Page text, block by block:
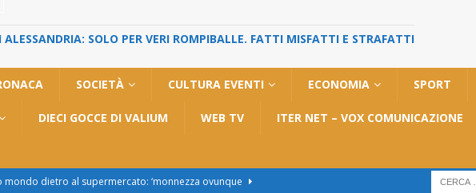
SOLO PER VERI ROMPIBALLE. FATTI MISFATTI E STRAFATTI
SOCIETÀ CULTURA EVENTI ECONOMIA SPORT
DIECI GOCCE DI VALIUM WEB TV ITER NET – VOX COMUNICAZIONE
mondo dietro al supermercato: ‘monnezza ovunque